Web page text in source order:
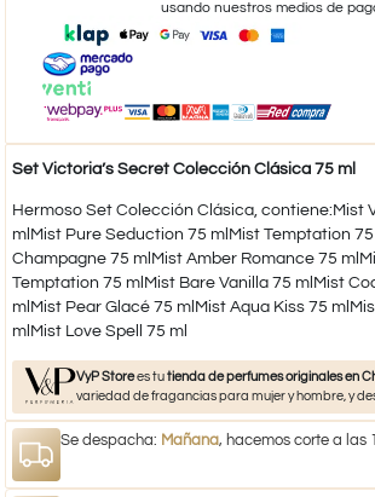
usando nuestros medios de
Set Victoria’s Secret Colección Clásica 75 ml
Hermoso Set Colección Clásica, contiene:​Mist
mlMist Pure Seduction 75 mlMist Temptation
Champagne 75 mlMist Amber Romance 75
Temptation 75 mlMist Bare Vanilla 75 mlMist
mlMist Pear Glacé 75 mlMist Aqua Kiss 75
mlMist Love Spell 75 ml
VyP Storees tutienda de perfumes originales en
variedad de fragancias para mujer y hombre, y
Se despacha: Mañana, hacemos corte a las